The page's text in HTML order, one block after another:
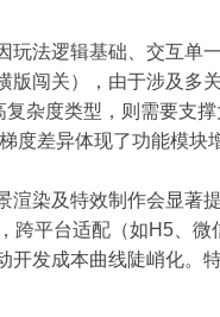
玩法逻辑基础、交互单
闯关），由于涉及多
杂度类型，则需要支
差异体现了功能模块
渲染及特效制作会显
跨平台适配（如H5、
发成本曲线陡峭化。